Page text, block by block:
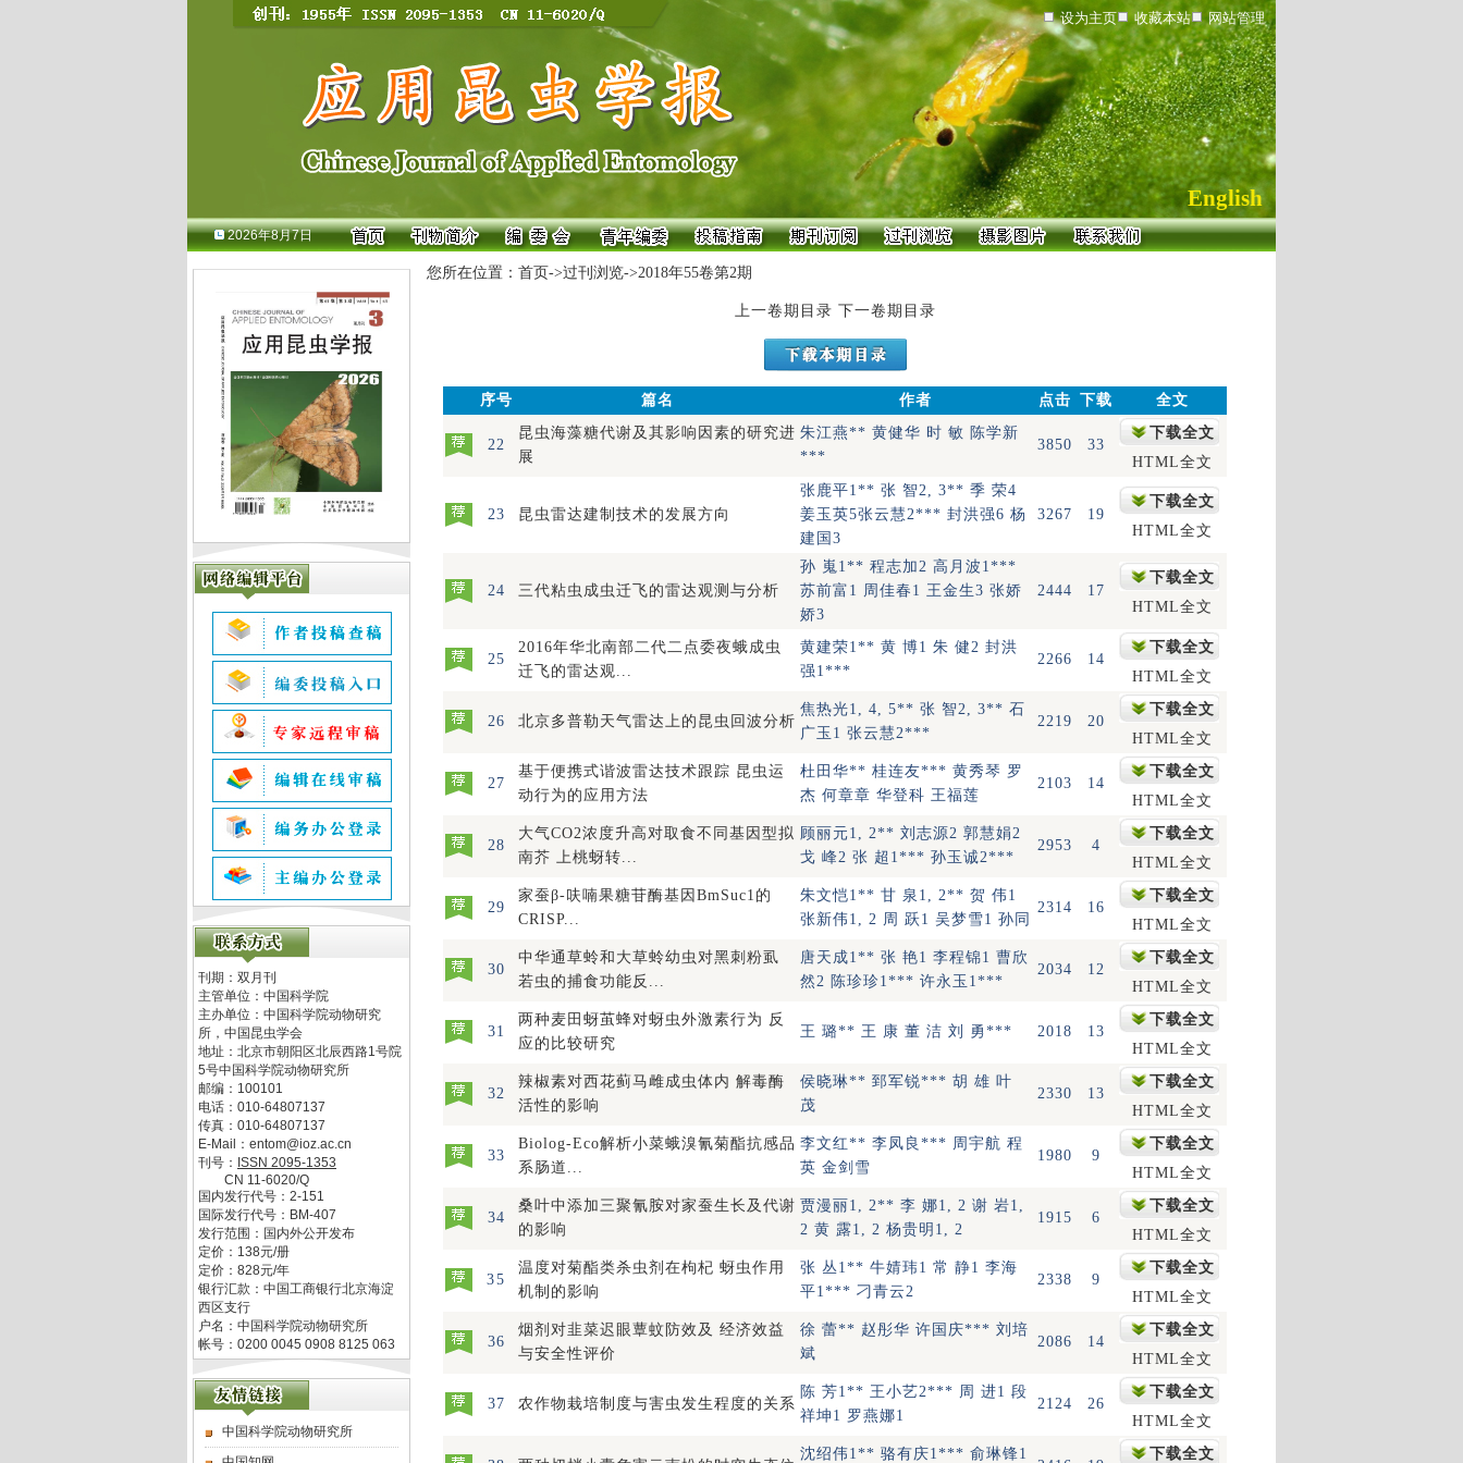
设为主页 收藏本站 网站管理
English
2026年8月7日
刊期：双月刊
主管单位： 中国科学院
主办单位： 中国科学院动物研究
所，中国昆虫学会
地址： 北京市朝阳区北辰西路1号院
5号中国科学院动物研究所
邮编： 100101
电话： 010-64807137
传真： 010-64807137
E-Mail： entom@ioz.ac.cn
刊号： ISSN 2095-1353
CN 11-6020/Q
国内发行代号： 2-151
国际发行代号： BM-407
发行范围：国内外公开发布
定价： 138元/册
定价： 828元/年
银行汇款：中国工商银行北京海淀
西区支行
户名：中国科学院动物研究所
帐号：0200 0045 0908 8125 063
中国科学院动物研究所
您所在位置： 首页->过刊浏览->2018年55卷第2期
上一卷期目录 下一卷期目录
序号 篇名 作者 点击 下载 全文
22
昆虫海藻糖代谢及其影响因素的研究进
展
朱江燕** 黄健华 时 敏 陈学新
***
3850 33
下载全文
HTML全文
23 昆虫雷达建制技术的发展方向
张鹿平1** 张 智2, 3** 季 荣4
姜玉英5张云慧2*** 封洪强6 杨
建国3
3267 19
下载全文
HTML全文
24 三代粘虫成虫迁飞的雷达观测与分析
孙 嵬1** 程志加2 高月波1***
苏前富1 周佳春1 王金生3 张娇
娇3
2444 17
下载全文
HTML全文
25
2016年华北南部二代二点委夜蛾成虫
迁飞的雷达观...
黄建荣1** 黄 博1 朱 健2 封洪
强1***
2266 14
下载全文
HTML全文
26 北京多普勒天气雷达上的昆虫回波分析
焦热光1, 4, 5** 张 智2, 3** 石
广玉1 张云慧2***
2219 20
下载全文
HTML全文
27
基于便携式谐波雷达技术跟踪 昆虫运
动行为的应用方法
杜田华** 桂连友*** 黄秀琴 罗
杰 何章章 华登科 王福莲
2103 14
下载全文
HTML全文
28
大气CO2浓度升高对取食不同基因型拟
南芥 上桃蚜转...
顾丽元1, 2** 刘志源2 郭慧娟2
戈 峰2 张 超1*** 孙玉诚2***
2953 4
下载全文
HTML全文
29
家蚕β-呋喃果糖苷酶基因BmSuc1的
CRISP...
朱文恺1** 甘 泉1, 2** 贺 伟1
张新伟1, 2 周 跃1 吴梦雪1 孙同
2314 16
下载全文
HTML全文
30
中华通草蛉和大草蛉幼虫对黑刺粉虱
若虫的捕食功能反...
唐天成1** 张 艳1 李程锦1 曹欣
然2 陈珍珍1*** 许永玉1***
2034 12
下载全文
HTML全文
31
两种麦田蚜茧蜂对蚜虫外激素行为 反
应的比较研究
王 璐** 王 康 董 洁 刘 勇*** 2018 13
下载全文
HTML全文
32
辣椒素对西花蓟马雌成虫体内 解毒酶
活性的影响
侯晓琳** 郅军锐*** 胡 雄 叶
茂
2330 13
下载全文
HTML全文
33
Biolog-Eco解析小菜蛾溴氰菊酯抗感品
系肠道...
李文红** 李凤良*** 周宇航 程
英 金剑雪
1980 9
下载全文
HTML全文
34
桑叶中添加三聚氰胺对家蚕生长及代谢
的影响
贾漫丽1, 2** 李 娜1, 2 谢 岩1,
2 黄 露1, 2 杨贵明1, 2
1915 6
下载全文
HTML全文
35
温度对菊酯类杀虫剂在枸杞 蚜虫作用
机制的影响
张 丛1** 牛婧玮1 常 静1 李海
平1*** 刁青云2
2338 9
下载全文
HTML全文
36
烟剂对韭菜迟眼蕈蚊防效及 经济效益
与安全性评价
徐 蕾** 赵彤华 许国庆*** 刘培
斌
2086 14
下载全文
HTML全文
37 农作物栽培制度与害虫发生程度的关系
陈 芳1** 王小艺2*** 周 进1 段
祥坤1 罗燕娜1
2124 26
下载全文
HTML全文
沈绍伟1** 骆有庆1*** 俞琳锋1 下载全文